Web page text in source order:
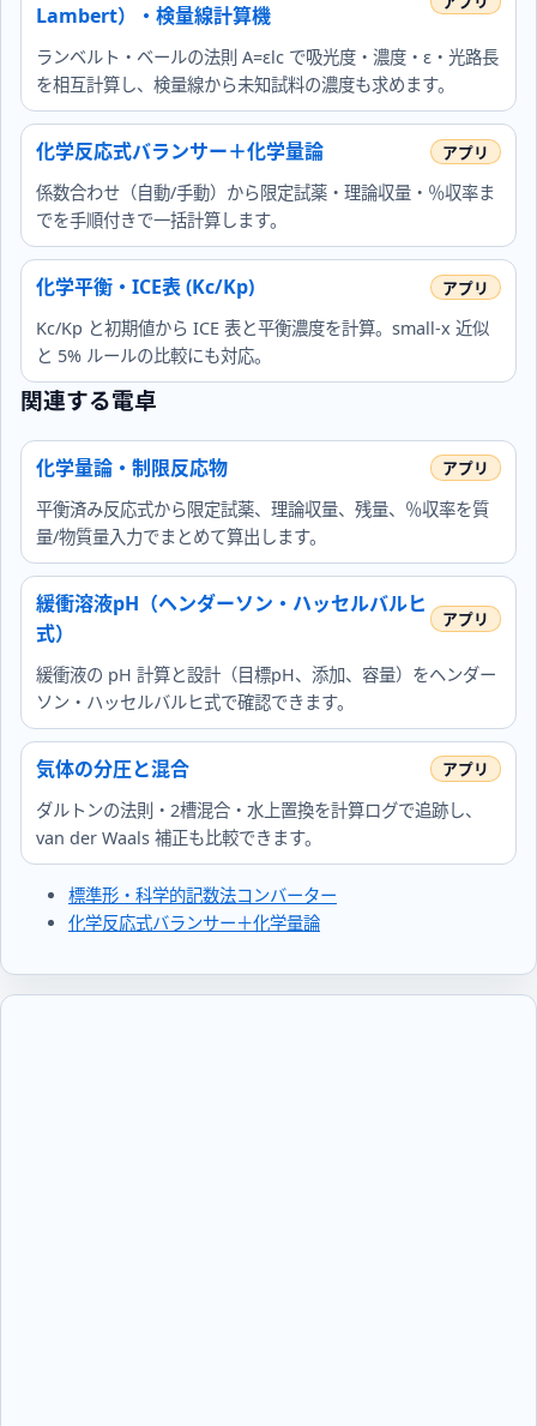
Lambert）・検量線計算機
ランベルト・ベールの法則 A=εlc で吸光度・濃度・ε・光路長
を相互計算し、検量線から未知試料の濃度も求めます。
化学反応式バランサー＋化学量論
係数合わせ（自動/手動）から限定試薬・理論収量・％収率ま
でを手順付きで一括計算します。
化学平衡・ICE表 (Kc/Kp)
Kc/Kp と初期値から ICE 表と平衡濃度を計算。small‑x 近似
と 5% ルールの比較にも対応。
関連する電卓
化学量論・制限反応物
平衡済み反応式から限定試薬、理論収量、残量、％収率を質
量/物質量入力でまとめて算出します。
緩衝溶液pH（ヘンダーソン・ハッセルバルヒ
式）
緩衝液の pH 計算と設計（目標pH、添加、容量）をヘンダー
ソン・ハッセルバルヒ式で確認できます。
気体の分圧と混合
ダルトンの法則・2槽混合・水上置換を計算ログで追跡し、
van der Waals 補正も比較できます。
標準形・科学的記数法コンバーター
化学反応式バランサー＋化学量論